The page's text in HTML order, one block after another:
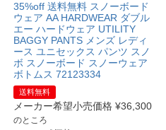
35%off 送料無料 スノーボード
ウェア AA HARDWEAR ダブル
エー ハードウェア UTILITY
BAGGY PANTS メンズ レディ
ース ユニセックス パンツ スノ
ボ スノーボード スノーウェア
ボトムス 72123334
送料無料
メーカー希望小売価格 ¥36,300
のところ